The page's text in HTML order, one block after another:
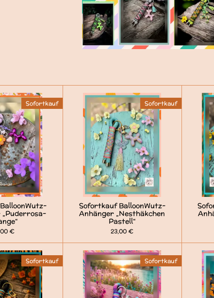
Sofortkauf
€
Sofortkauf
Sofortkauf BalloonWutz-
Anhänger „Nesthäkchen
Pastell“
23,00 €
Sofortkauf Sofortkauf